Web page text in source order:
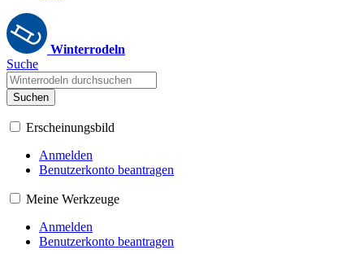
Winterrodeln
Suche
Suchen
Erscheinungsbild
Anmelden
Benutzerkonto beantragen
Meine Werkzeuge
Anmelden
Benutzerkonto beantragen